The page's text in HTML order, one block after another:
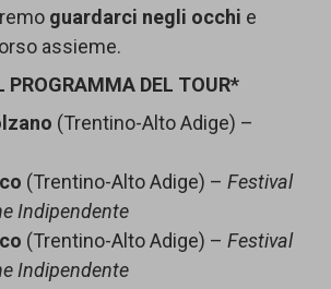
guardarci negli occhi e
assieme.
PROGRAMMA DEL TOUR*
(Trentino-Alto Adige) –
(Trentino-Alto Adige) –Festival
Indipendente
(Trentino-Alto Adige) –Festival
Indipendente